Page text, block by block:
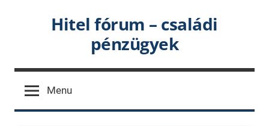
Hitel fórum – családi
pénzügyek
Menu